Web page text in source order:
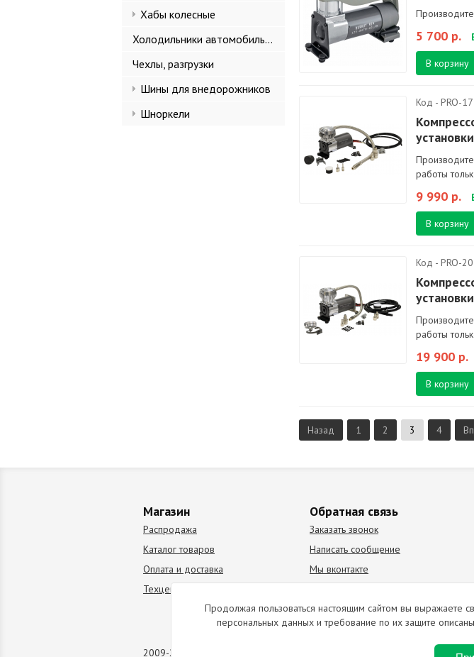
Хабы колесные
Холодильники автомобильные
Чехлы, разгрузки
Шины для внедорожников
Шноркели
5 700 р.
В корзину
Код - PRO-17
работы
9 990 р.
В корзину
Код - PRO-20
работы
19 900 р.
В корзину
Назад 1 2 3 4
Магазин
Распродажа
Каталог товаров
Оплата и доставка
Техцентр
Обратная связь
Заказать звонок
Написать сообщение
Мы вконтакте
2009-2026 © Все права защищены. Копирование материалов запрещено.
Продолжая пользоваться настоящим сайтом вы выражаете
персональных данных и требование по их защите